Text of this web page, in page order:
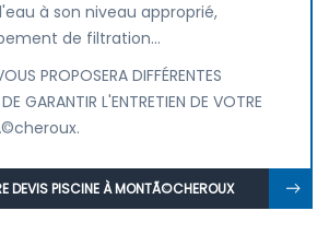
à son niveau approprié,
de filtration...
PROPOSERA DIFFÉRENTES
GARANTIR L'ENTRETIEN DE VOTRE
DEVIS PISCINE À MONTÃ©CHEROUX